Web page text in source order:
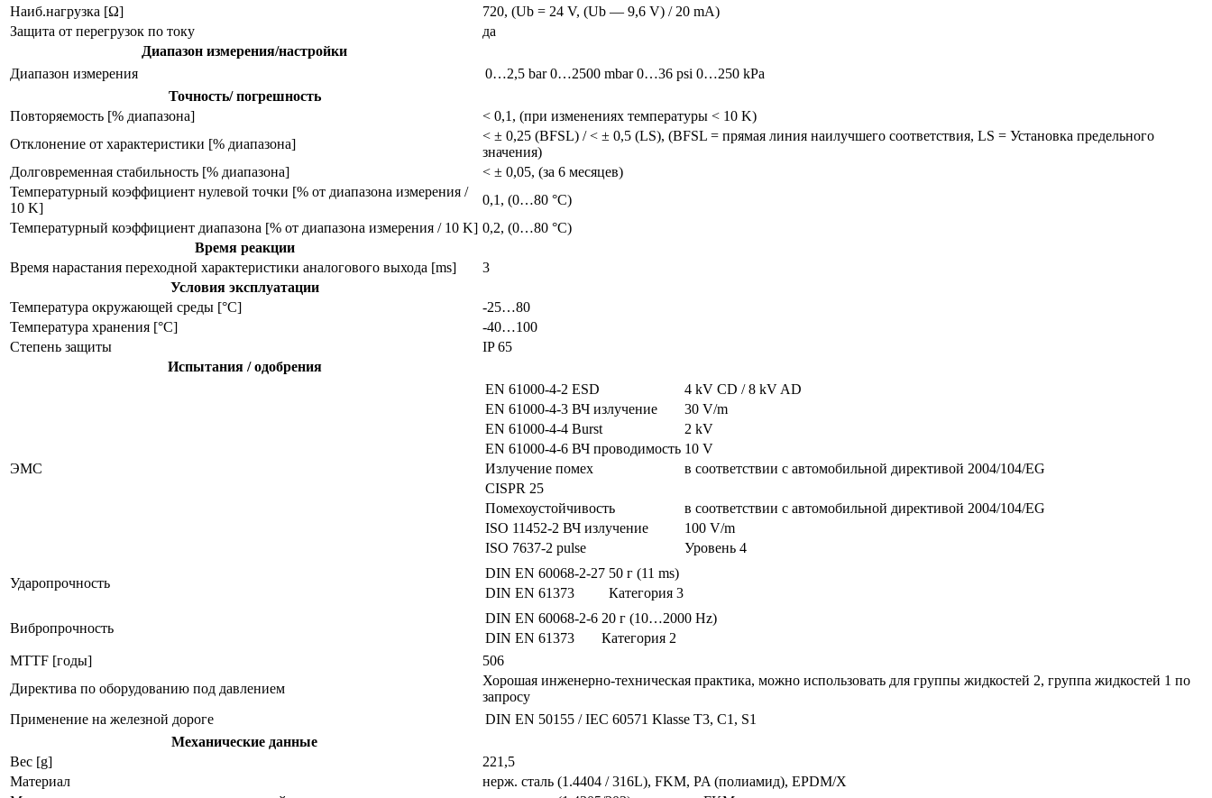
Наиб.нагрузка [Ω]
720, (Ub = 24 V, (Ub — 9,6 V) / 20 mA)
Защита от перегрузок по току
да
Диапазон измерения/настройки
Диапазон измерения
0…2,5 bar 0…2500 mbar 0…36 psi 0…250 kPa
Точность/ погрешность
Повторяемость [% диапазона]
< 0,1, (при изменениях температуры < 10 K)
Отклонение от характеристики [% диапазона]
< ± 0,25 (BFSL) / < ± 0,5 (LS), (BFSL = прямая линия наилучшего соответствия, LS = Установка предельного
значения)
Долговременная стабильность [% диапазона]
< ± 0,05, (за 6 месяцев)
Температурный коэффициент нулевой точки [% от диапазона измерения /
10 K]
0,1, (0…80 °C)
Температурный коэффициент диапазона [% от диапазона измерения / 10 K] 0,2, (0…80 °C)
Время реакции
Время нарастания переходной характеристики аналогового выхода [ms]
3
Условия эксплуатации
Температура окружающей среды [°C]
-25…80
Температура хранения [°C]
-40…100
Степень защиты
IP 65
Испытания / одобрения
ЭMC
EN 61000-4-2 ESD
4 kV CD / 8 kV AD
EN 61000-4-3 ВЧ излучение
30 V/m
EN 61000-4-4 Burst
2 kV
EN 61000-4-6 ВЧ проводимость 10 V
Излучение помех
в соответствии с автомобильной директивой 2004/104/EG
CISPR 25
Помехоустойчивость
в соответствии с автомобильной директивой 2004/104/EG
ISO 11452-2 ВЧ излучение
100 V/m
ISO 7637-2 pulse
Уровень 4
Ударопрочность
DIN EN 60068-2-27 50 г (11 ms)
DIN EN 61373
Категория 3
Вибропрочность
DIN EN 60068-2-6 20 г (10…2000 Hz)
DIN EN 61373
Категория 2
MTTF [годы]
506
Директива по оборудованию под давлением
Хорошая инженерно-техническая практика, можно использовать для группы жидкостей 2, группа жидкостей 1 по
запросу
Применение на железной дороге
DIN EN 50155 / IEC 60571 Klasse T3, C1, S1
Механические данные
Вес [g]
221,5
Материал
нерж. сталь (1.4404 / 316L), FKM, PA (полиамид), EPDM/X